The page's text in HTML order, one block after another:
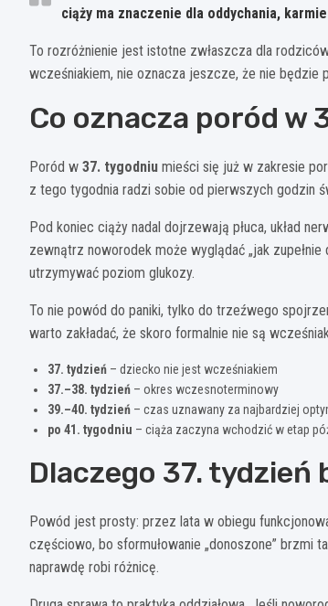
ciąży ma znaczenie dla oddychania,
To rozróżnienie jest istotne zwłaszcza dla
wcześniakiem, nie oznacza jeszcze, że nie będzie
Co oznacza poród w
Poród w 37. tygodniu mieści się już w zakresie
z tego tygodnia radzi sobie od pierwszych godzin
Pod koniec ciąży nadal dojrzewają płuca, układ
zewnątrz noworodek może wyglądać „jak
utrzymywać poziom glukozy.
To nie powód do paniki, tylko do trzeźwego
warto zakładać, że skoro formalnie nie są
37. tydzień – dziecko nie jest wcześniakiem
37.–38. tydzień – okres wczesnoterminowy
39.–40. tydzień – czas uznawany za najbardziej
po 41. tygodniu – ciąża zaczyna wchodzić w etap
Dlaczego 37. tydzień
Powód jest prosty: przez lata w obiegu
częściowo, bo sformułowanie „donoszone” brzmi
naprawdę robi różnicę.